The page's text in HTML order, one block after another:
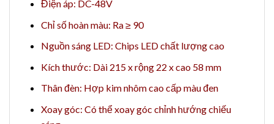
Điện áp: DC-48V
Chỉ số hoàn màu: Ra ≥ 90
Nguồn sáng LED: Chips LED chất lượng cao
Kích thước: Dài 215 x rộng 22 x cao 58 mm
Thân đèn: Hợp kim nhôm cao cấp màu đen
Xoay góc: Có thể xoay góc chỉnh hướng chiếu